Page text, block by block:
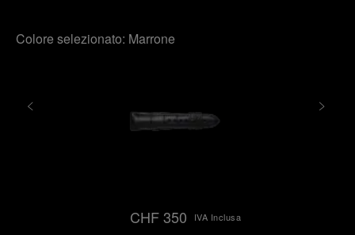
Colore selezionato: Marrone
CHF 350 IVA Inclusa